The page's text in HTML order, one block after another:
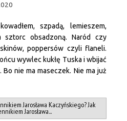
szpadą, lemieszem,
sztorc obsadzoną. Naród czy
poppersów czyli flaneli.
wywlec kukłę Tuska i wbijać
nie ma maseczek. Nie ma już
Jarosława Kaczyńskiego? Jak
Jarosława...